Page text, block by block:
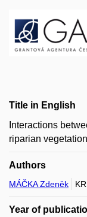
Title in English
Interactions
riparian
Authors
MÁČKA Zdeněk
Year of